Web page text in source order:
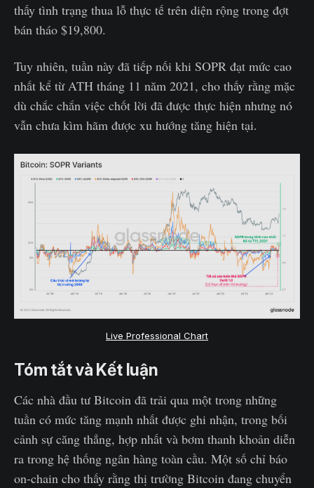
thấy tình trạng thua lỗ thực tế trên diện rộng trong đợt
bán tháo $19,800.
Tuy nhiên, tuần này đã tiếp nối khi SOPR đạt mức cao
nhất kể từ ATH tháng 11 năm 2021, cho thấy rằng mặc
dù chắc chắn việc chốt lời đã được thực hiện nhưng nó
vẫn chưa kìm hãm được xu hướng tăng hiện tại.
Live Professional Chart
Tóm tắt và Kết luận
Các nhà đầu tư Bitcoin đã trải qua một trong những
tuần có mức tăng mạnh nhất được ghi nhận, trong bối
cảnh sự căng thẳng, hợp nhất và bơm thanh khoản diễn
ra trong hệ thống ngân hàng toàn cầu. Một số chỉ báo
on-chain cho thấy rằng thị trường Bitcoin đang chuyển